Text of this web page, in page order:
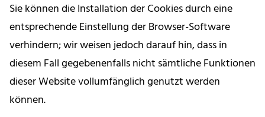
Sie können die Installation der Cookies durch eine
entsprechende Einstellung der Browser-Software
verhindern; wir weisen jedoch darauf hin, dass in
diesem Fall gegebenenfalls nicht sämtliche Funktionen
dieser Website vollumfänglich genutzt werden
können.